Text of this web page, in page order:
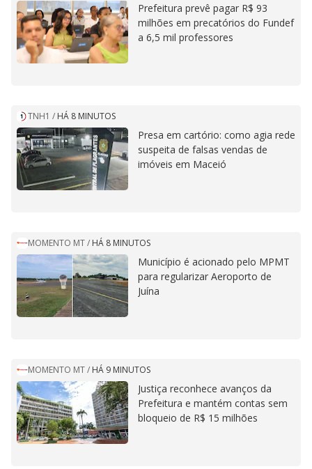
Prefeitura prevê pagar R$ 93
milhões em precatórios do Fundef
a 6,5 mil professores
TNH1 / HÁ 8 MINUTOS
Presa em cartório: como agia rede
suspeita de falsas vendas de
imóveis em Maceió
MOMENTO MT/ HÁ 8 MINUTOS
Município é acionado pelo MPMT
para regularizar Aeroporto de
Juína
MOMENTO MT/ HÁ 9 MINUTOS
Justiça reconhece avanços da
Prefeitura e mantém contas sem
bloqueio de R$ 15 milhões